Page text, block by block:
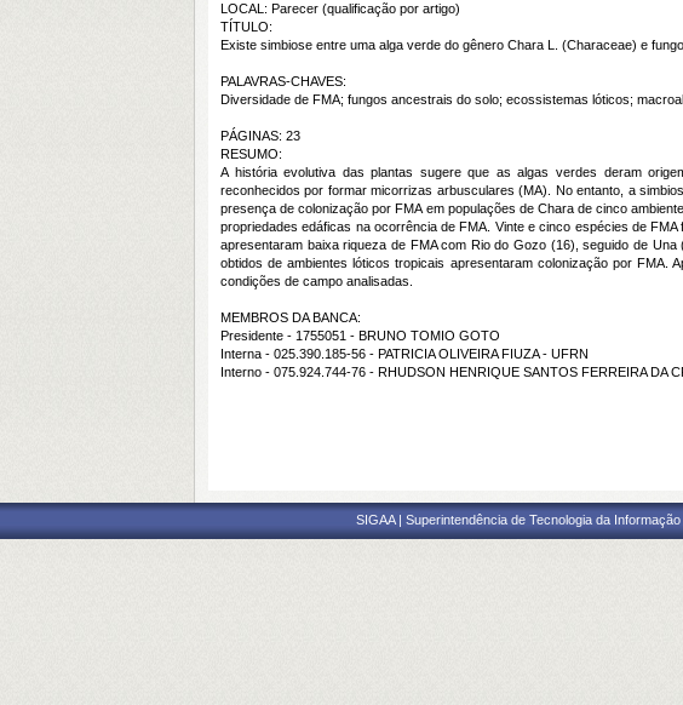
LOCAL: Parecer (qualificação por artigo)
TÍTULO:
Existe simbiose entre uma alga verde do gênero Chara L. (Characeae) e
PALAVRAS-CHAVES:
Diversidade de FMA; fungos ancestrais do solo; ecossistemas lóticos;
PÁGINAS: 23
RESUMO:
A história evolutiva das plantas sugere que as algas verdes deram
reconhecidos por formar micorrizas arbusculares (MA). No entanto, a
presença de colonização por FMA em populações de Chara de cinco
propriedades edáficas na ocorrência de FMA. Vinte e cinco espécies de
apresentaram baixa riqueza de FMA com Rio do Gozo (16), seguido de
obtidos de ambientes lóticos tropicais apresentaram colonização por
condições de campo analisadas.
MEMBROS DA BANCA:
Presidente - 1755051 - BRUNO TOMIO GOTO
Interna - 025.390.185-56 - PATRICIA OLIVEIRA FIUZA - UFRN
Interno - 075.924.744-76 - RHUDSON HENRIQUE SANTOS FERREIRA DA
SIGAA | Superintendência de Tecnologia da